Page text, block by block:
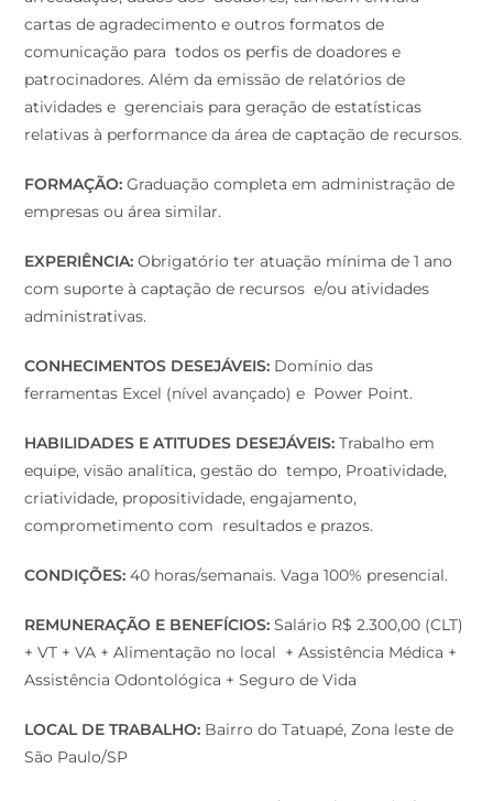
cartas de agradecimento e outros formatos de
comunicação para todos os perfis de doadores e
patrocinadores. Além da emissão de relatórios de
atividades e gerenciais para geração de estatísticas
relativas à performance da área de captação de recursos.
FORMAÇÃO:Graduação completa em administração de
empresas ou área similar.
EXPERIÊNCIA:Obrigatório ter atuação mínima de 1 ano
com suporte à captação de recursos e/ou atividades
administrativas.
CONHECIMENTOS DESEJÁVEIS: Domínio das
ferramentas Excel (nível avançado) e Power Point.
HABILIDADES E ATITUDES DESEJÁVEIS:Trabalho em
equipe, visão analítica, gestão do tempo, Proatividade,
criatividade, propositividade, engajamento,
comprometimento com resultados e prazos.
CONDIÇÕES:40 horas/semanais. Vaga 100% presencial.
REMUNERAÇÃO E BENEFÍCIOS:Salário R$ 2.300,00 (CLT)
+ VT + VA + Alimentação no local + Assistência Médica +
Assistência Odontológica + Seguro de Vida
LOCAL DE TRABALHO: Bairro do Tatuapé, Zona leste de
São Paulo/SP